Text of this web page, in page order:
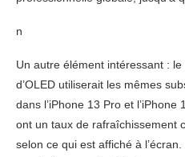
n
Un autre élément intéressant :
d’OLED utiliserait les mêmes
dans l’iPhone 13 Pro et
ont un taux de rafraîchissement
selon ce qui est affiché à